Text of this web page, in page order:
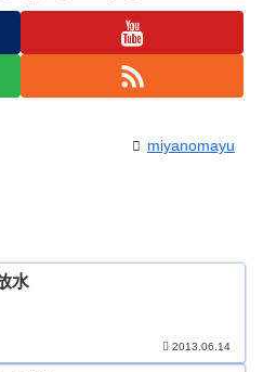
miyanomayu
水
2013.06.14